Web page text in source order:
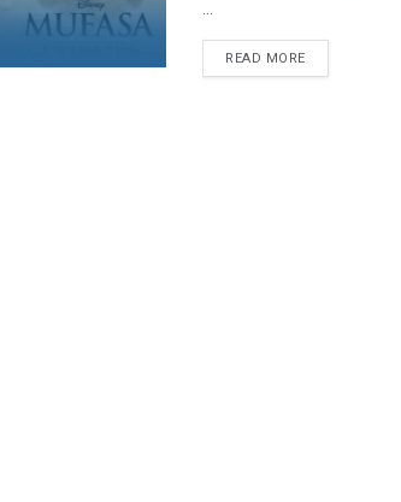
READ MORE